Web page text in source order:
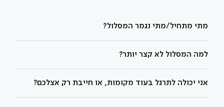
מתי מתחיל/מתי נגמר המסלול?
למה המסלול לא קצר יותר?
אני יכולה לתרגל בעוד מקומות, או חייבת רק אצלכם?